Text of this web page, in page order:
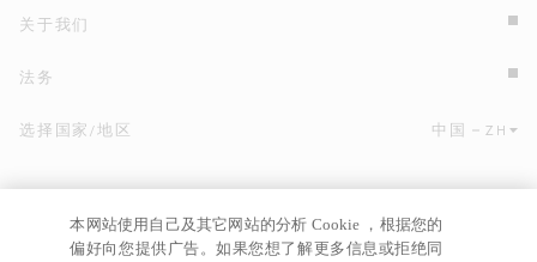
关于我们
法务
点击此处选择国家/地区和语言。
选择国家/地区 中国 ZH
本网站使用自己及其它网站的分析 Cookie ，根据您的
偏好向您提供广告。如果您想了解更多信息或拒绝同